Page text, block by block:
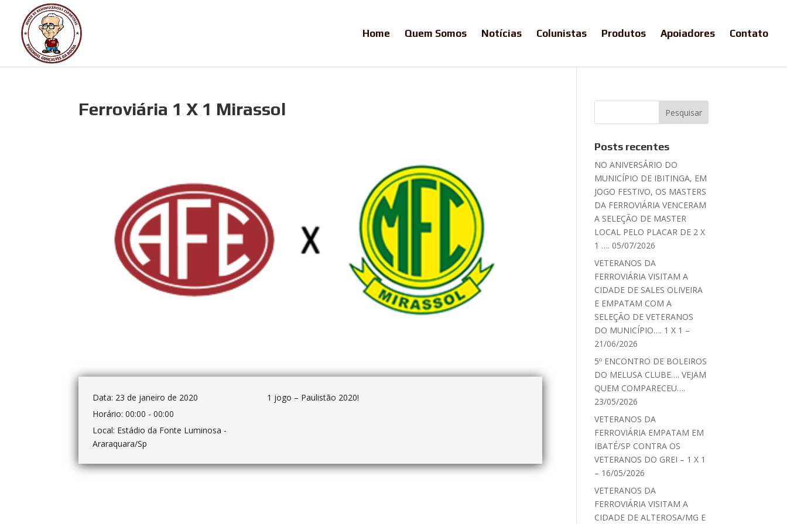
Home Quem Somos Notícias Colunistas Produtos Apoiadores Contato
Ferroviária 1 X 1 Mirassol
Data: 23 de janeiro de 2020
Horário:00:00 - 00:00
Local: Estádio da Fonte Luminosa -
Araraquara/Sp
1 jogo – Paulistão 2020!
Posts recentes
NO ANIVERSÁRIO DO
MUNICÍPIO DE IBITINGA, EM
JOGO FESTIVO, OS MASTERS
DA FERROVIÁRIA VENCERAM
A SELEÇÃO DE MASTER
LOCAL PELO PLACAR DE 2 X
1 …. 05/07/2026
VETERANOS DA
FERROVIÁRIA VISITAM A
CIDADE DE SALES OLIVEIRA
E EMPATAM COM A
SELEÇÃO DE VETERANOS
DO MUNICÍPIO…. 1 X 1 –
21/06/2026
5º ENCONTRO DE BOLEIROS
DO MELUSA CLUBE…. VEJAM
QUEM COMPARECEU….
23/05/2026
VETERANOS DA
FERROVIÁRIA EMPATAM EM
IBATÉ/SP CONTRA OS
VETERANOS DO GREI – 1 X 1
– 16/05/2026
VETERANOS DA
FERROVIÁRIA VISITAM A
CIDADE DE ALTEROSA/MG E